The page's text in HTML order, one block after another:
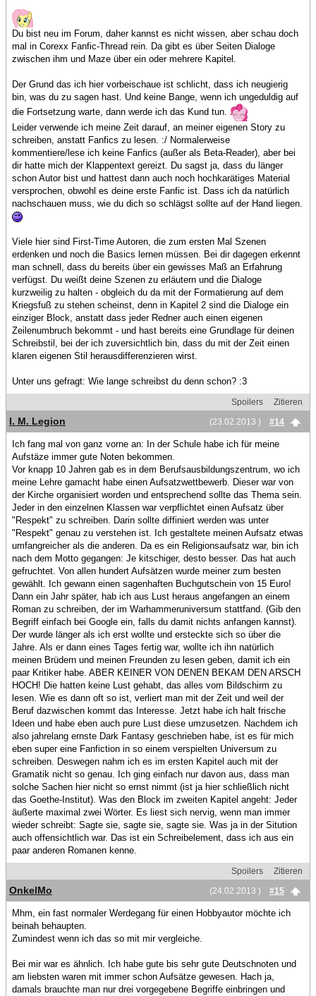
Du bist neu im Forum, daher kannst es nicht wissen, aber schau doch
mal in Corexx Fanfic-Thread rein. Da gibt es über Seiten Dialoge
zwischen ihm und Maze über ein oder mehrere Kapitel.
Der Grund das ich hier vorbeischaue ist schlicht, dass ich neugierig
bin, was du zu sagen hast. Und keine Bange, wenn ich ungeduldig auf
die Fortsetzung warte, dann werde ich das Kund tun.
Leider verwende ich meine Zeit darauf, an meiner eigenen Story zu
schreiben, anstatt Fanfics zu lesen. :/ Normalerweise
kommentiere/lese ich keine Fanfics (außer als Beta-Reader), aber bei
dir hatte mich der Klappentext gereizt. Du sagst ja, dass du länger
schon Autor bist und hattest dann auch noch hochkarätiges Material
versprochen, obwohl es deine erste Fanfic ist. Dass ich da natürlich
nachschauen muss, wie du dich so schlägst sollte auf der Hand liegen.
Viele hier sind First-Time Autoren, die zum ersten Mal Szenen
erdenken und noch die Basics lernen müssen. Bei dir dagegen erkennt
man schnell, dass du bereits über ein gewisses Maß an Erfahrung
verfügst. Du weißt deine Szenen zu erläutern und die Dialoge
kurzweilig zu halten - obgleich du da mit der Formatierung auf dem
Kriegsfuß zu stehen scheinst, denn in Kapitel 2 sind die Dialoge ein
einziger Block, anstatt dass jeder Redner auch einen eigenen
Zeilenumbruch bekommt - und hast bereits eine Grundlage für deinen
Schreibstil, bei der ich zuversichtlich bin, dass du mit der Zeit einen
klaren eigenen Stil herausdifferenzieren wirst.
Unter uns gefragt: Wie lange schreibst du denn schon? :3
Spoilers
Zitieren
(23.02.2013 )
#14
I. M. Legion
Ich fang mal von ganz vorne an: In der Schule habe ich für meine
Aufstäze immer gute Noten bekommen.
Vor knapp 10 Jahren gab es in dem Berufsausbildungszentrum, wo ich
meine Lehre gamacht habe einen Aufsatzwettbewerb. Dieser war von
der Kirche organisiert worden und entsprechend sollte das Thema sein.
Jeder in den einzelnen Klassen war verpflichtet einen Aufsatz über
"Respekt" zu schreiben. Darin sollte diffiniert werden was unter
"Respekt" genau zu verstehen ist. Ich gestaltete meinen Aufsatz etwas
umfangreicher als die anderen. Da es ein Religionsaufsatz war, bin ich
nach dem Motto gegangen: Je kitschiger, desto besser. Das hat auch
gefruchtet. Von allen hundert Aufsätzen wurde meiner zum besten
gewählt. Ich gewann einen sagenhaften Buchgutschein von 15 Euro!
Dann ein Jahr später, hab ich aus Lust heraus angefangen an einem
Roman zu schreiben, der im Warhammeruniversum stattfand. (Gib den
Begriff einfach bei Google ein, falls du damit nichts anfangen kannst).
Der wurde länger als ich erst wollte und ersteckte sich so über die
Jahre. Als er dann eines Tages fertig war, wollte ich ihn natürlich
meinen Brüdern und meinen Freunden zu lesen geben, damit ich ein
paar Kritiker habe. ABER KEINER VON DENEN BEKAM DEN ARSCH
HOCH! Die hatten keine Lust gehabt, das alles vom Bildschirm zu
lesen. Wie es dann oft so ist, verliert man mit der Zeit und weil der
Beruf dazwischen kommt das Interesse. Jetzt habe ich halt frische
Ideen und habe eben auch pure Lust diese umzusetzen. Nachdem ich
also jahrelang ernste Dark Fantasy geschrieben habe, ist es für mich
eben super eine Fanfiction in so einem verspielten Universum zu
schreiben. Deswegen nahm ich es im ersten Kapitel auch mit der
Gramatik nicht so genau. Ich ging einfach nur davon aus, dass man
solche Sachen hier nicht so ernst nimmt (ist ja hier schließlich nicht
das Goethe-Institut). Was den Block im zweiten Kapitel angeht: Jeder
äußerte maximal zwei Wörter. Es liest sich nervig, wenn man immer
wieder schreibt: Sagte sie, sagte sie, sagte sie. Was ja in der Sitution
auch offensichtlich war. Das ist ein Schreibelement, dass ich aus ein
paar anderen Romanen kenne.
Spoilers
Zitieren
(24.02.2013 )
#15
OnkelMo
Mhm, ein fast normaler Werdegang für einen Hobbyautor möchte ich
beinah behaupten.
Zumindest wenn ich das so mit mir vergleiche.
Bei mir war es ähnlich. Ich habe gute bis sehr gute Deutschnoten und
am liebsten waren mit immer schon Aufsätze gewesen. Hach ja,
damals brauchte man nur drei vorgegebene Begriffe einbringen und